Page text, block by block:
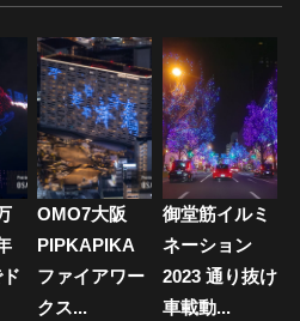
OMO7大阪
PIPKAPIKA
ファイアワー
クス...
御堂筋イルミ
ネーション
2023 通り抜け
車載動...